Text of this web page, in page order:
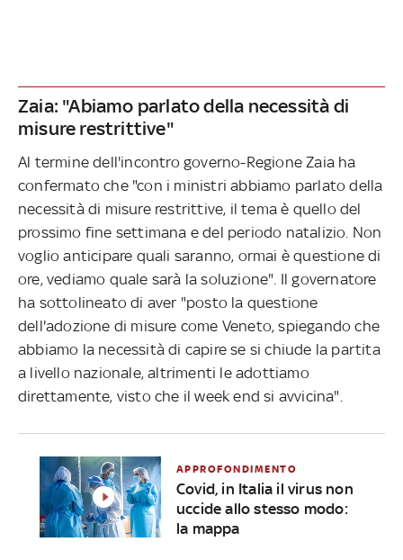
Zaia: "Abiamo parlato della necessità di
misure restrittive"
Al termine dell'incontro governo-Regione Zaia ha
confermato che "con i ministri abbiamo parlato della
necessità di misure restrittive, il tema è quello del
prossimo fine settimana e del periodo natalizio. Non
voglio anticipare quali saranno, ormai è questione di
ore, vediamo quale sarà la soluzione". Il governatore
ha sottolineato di aver "posto la questione
dell'adozione di misure come Veneto, spiegando che
abbiamo la necessità di capire se si chiude la partita
a livello nazionale, altrimenti le adottiamo
direttamente, visto che il week end si avvicina".
APPROFONDIMENTO
Covid, in Italia il virus non
uccide allo stesso modo:
la mappa